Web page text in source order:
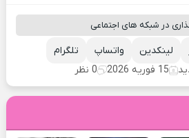
در شبکه های اجتماعی
تلگرام واتساپ لینکدین
15 فوریه 2026 0 نظر